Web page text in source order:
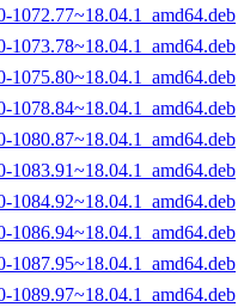
1072.77~18.04.1_amd64.deb
1073.78~18.04.1_amd64.deb
1075.80~18.04.1_amd64.deb
1078.84~18.04.1_amd64.deb
1080.87~18.04.1_amd64.deb
1083.91~18.04.1_amd64.deb
1084.92~18.04.1_amd64.deb
1086.94~18.04.1_amd64.deb
1087.95~18.04.1_amd64.deb
1089.97~18.04.1_amd64.deb